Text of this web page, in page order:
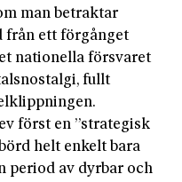
man betraktar
från ett förgånget
nationella försvaret
fullt
först en ”strategisk
helt enkelt bara
period av dyrbar och